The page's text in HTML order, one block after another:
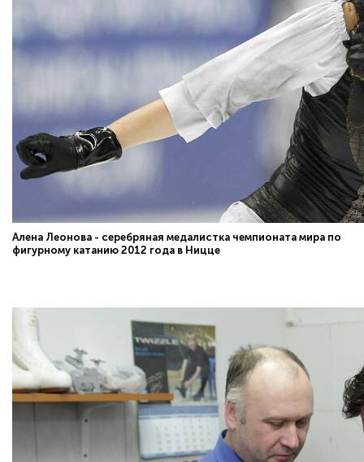
Алена Леонова - серебряная медалистка чемпионата мира по
фигурному катанию 2012 года в Ницце